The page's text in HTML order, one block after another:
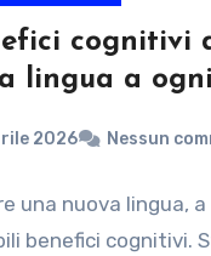
cognitivi
lingua a
2026 Nessun
una nuova lingua,
benefici cognitivi.